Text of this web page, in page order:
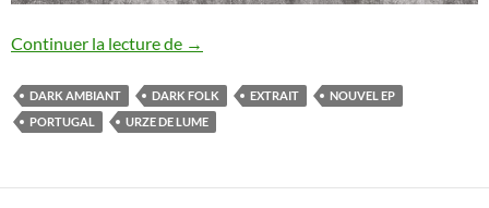
Continuer la lecture de Urze de Lume : nouvel EP annoncé
→
DARK AMBIANT DARK FOLK EXTRAIT
NOUVEL EP
PORTUGAL
URZE DE LUME